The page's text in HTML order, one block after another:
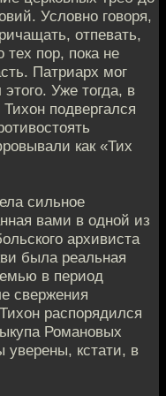
Условно говоря,
отпевать,
тех пор, пока не
Патриарх мог
Уже тогда, в
подвергался
как «Тих
сильное
вами в одной из
архивиста
была реальная
в период
свержения
распорядился
Романовых
кстати, в